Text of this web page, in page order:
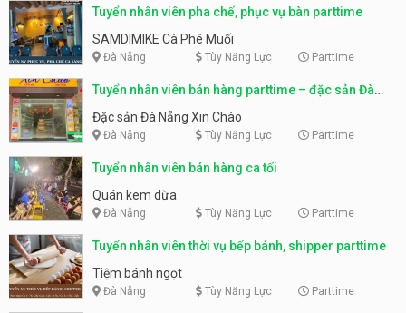
Tuyển nhân viên pha chế, phục vụ bàn parttime
SAMDIMIKE Cà Phê Muối
Đà Nẵng Tùy Năng Lực Parttime
Tuyển nhân viên bán hàng parttime – đặc sản Đà
Nẵng
Đặc sản Đà Nẵng Xin Chào
Đà Nẵng Tùy Năng Lực Parttime
Tuyển nhân viên bán hàng ca tối
Quán kem dừa
Đà Nẵng Tùy Năng Lực Parttime
Tuyển nhân viên thời vụ bếp bánh, shipper parttime
Tiệm bánh ngọt
Đà Nẵng Tùy Năng Lực Parttime